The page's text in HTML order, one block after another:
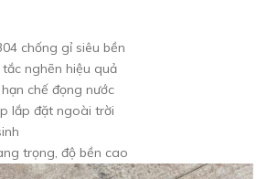
chống gỉ siêu bền
nghẽn hiệu quả
chế đọng nước
lắp đặt ngoài trời
trọng, độ bền cao